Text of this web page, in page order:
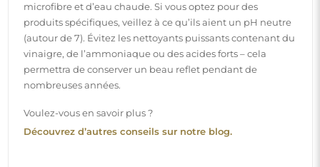
permet de recevoir votre colis directement à votre porte.
Pour un supplément de 40 €, nous proposons également
un service de livraison à l’intérieur, qui permet de livrer
le colis directement dans votre maison (pour des
dimensions allant jusqu’à 80×120 cm ou un diamètre de
100 cm). Pour des produits plus grands, il peut être
Si vous ne choisissez pas et ne payez pas ce service lors de
la commande, le livreur ne déposera pas le colis à